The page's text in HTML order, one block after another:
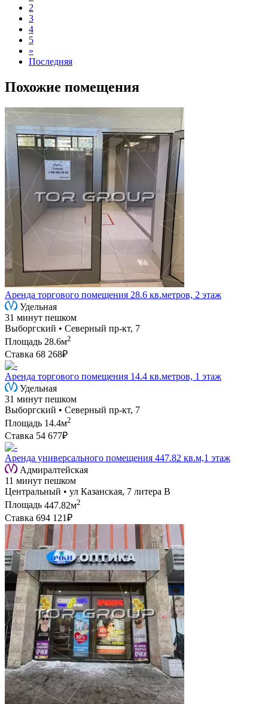
2
3
4
5
»
Последняя
Похожие помещения
Аренда торгового помещения 28.6 кв.метров, 2 этаж
Удельная
31 минут пешком
Выборгский • Северный пр-кт, 7
Площадь 28.6м2
Ставка 68 268₽
Аренда торгового помещения 14.4 кв.метров, 1 этаж
Удельная
31 минут пешком
Выборгский • Северный пр-кт, 7
Площадь 14.4м2
Ставка 54 677₽
Аренда универсального помещения 447.82 кв.м,1 этаж
Адмиралтейская
11 минут пешком
Центральный • ул Казанская, 7 литера В
Площадь 447.82м2
Ставка 694 121₽